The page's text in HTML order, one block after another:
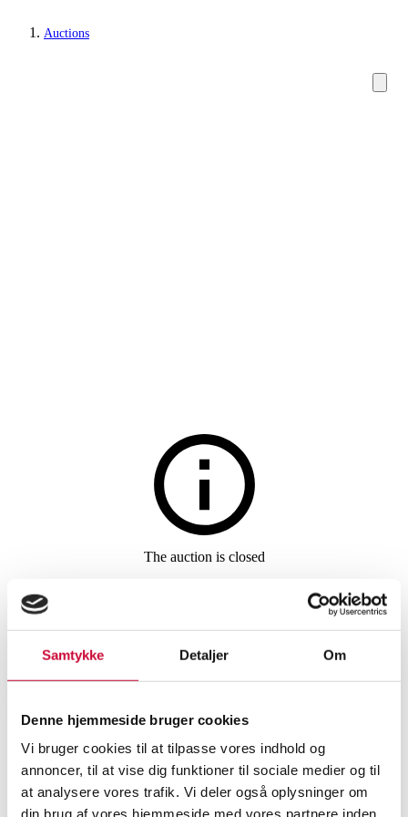
Samtykke Detaljer Om
Denne hjemmeside bruger cookies
Vi bruger cookies til at tilpasse vores indhold og
annoncer, til at vise dig funktioner til sociale medier og til
at analysere vores trafik. Vi deler også oplysninger om
din brug af vores hjemmeside med vores partnere inden
Auctions
Dining tables, dining room furniture
The auction is closed
470. Lignas plank table with
smoked oak top with natural
edge, cross legs made of black
SHOWROOM
Aalborg
ESTIMATE
DKK 12,500
ITEM NUMBER
6522202